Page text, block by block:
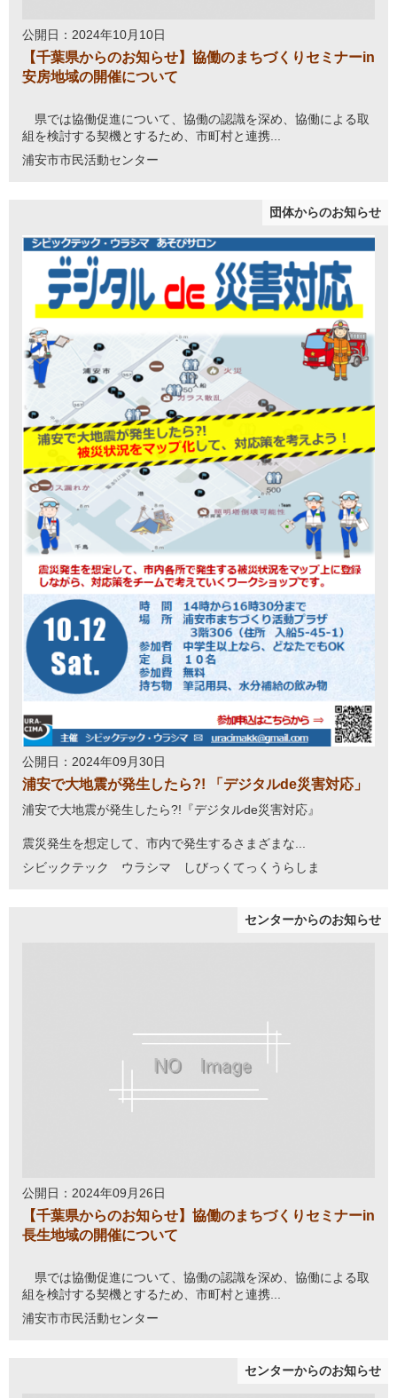
公開日：2024年10月10日
【千葉県からのお知らせ】協働のまちづくりセミナーin
安房地域の開催について
県では協働促進について、協働の認識を深め、協働による取
組を検討する契機とするため、市町村と連携...
浦安市市民活動センター
団体からのお知らせ
公開日：2024年09月30日
浦安で大地震が発生したら?! 「デジタルde災害対応」
浦安で大地震が発生したら?!『デジタルde災害対応』
震災発生を想定して、市内で発生するさまざまな...
シビックテック ウラシマ しびっくてっくうらしま
センターからのお知らせ
公開日：2024年09月26日
【千葉県からのお知らせ】協働のまちづくりセミナーin
長生地域の開催について
県では協働促進について、協働の認識を深め、協働による取
組を検討する契機とするため、市町村と連携...
浦安市市民活動センター
センターからのお知らせ